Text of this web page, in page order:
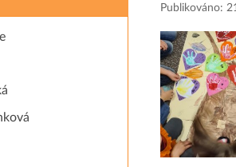
Publikováno: